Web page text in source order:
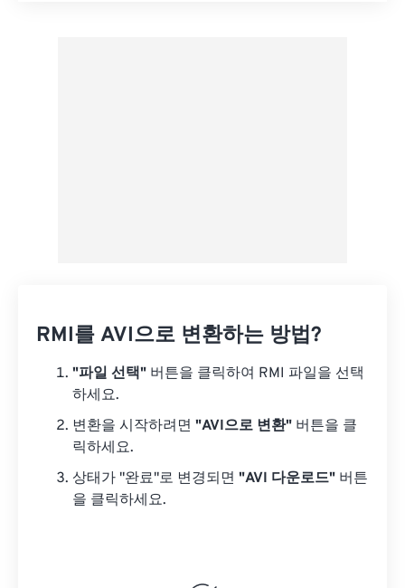
RMI를 AVI으로 변환하는 방법?
"파일 선택" 버튼을 클릭하여 RMI 파일을 선택
하세요.
변환을 시작하려면 "AVI으로 변환" 버튼을 클
릭하세요.
상태가 "완료"로 변경되면 "AVI 다운로드" 버튼
을 클릭하세요.